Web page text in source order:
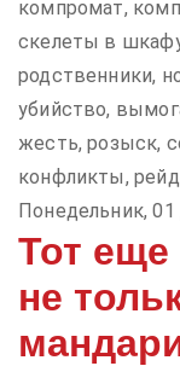
компромат,
скелеты в
родственники,
убийство,
жесть, розыск,
конфликты,
Понедельник, 01
Тот еще
не